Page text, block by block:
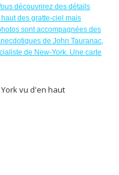
découvrirez des détails
des gratte-ciel mais
sont accompagnées des
de John Tauranac,
de New-York. Une carte
vu d'en haut